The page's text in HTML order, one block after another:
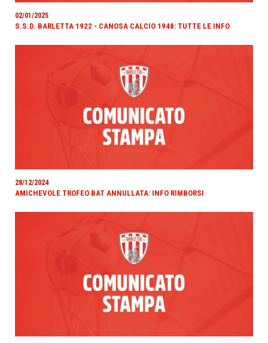
02/01/2025
S.S.D. BARLETTA 1922 - CANOSA CALCIO 1948: TUTTE LE INFO
28/12/2024
AMICHEVOLE TROFEO BAT ANNULLATA: INFO RIMBORSI